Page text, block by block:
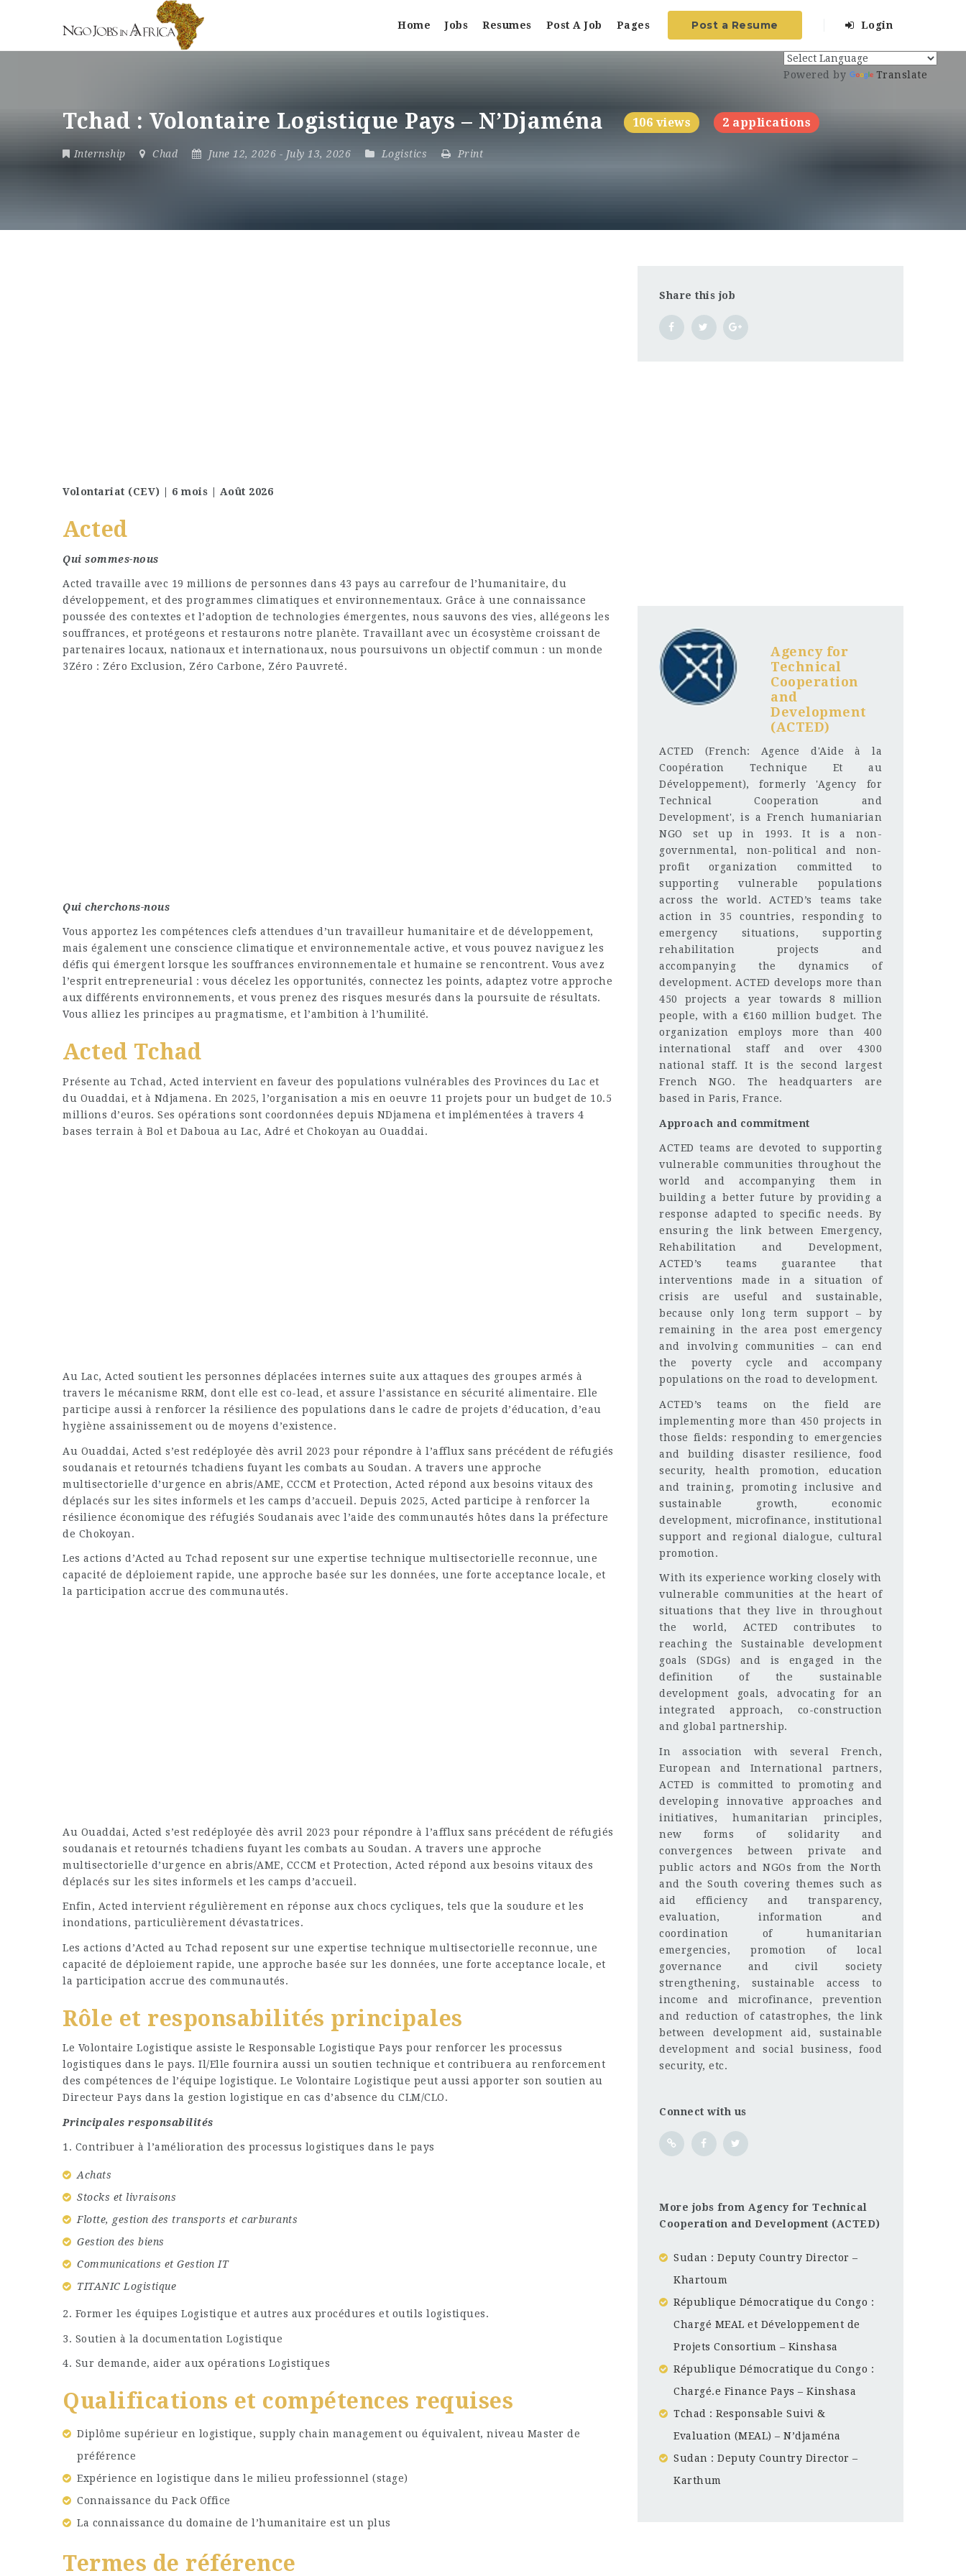
Home Jobs Resumes Post A Job Pages Post a Resume Login
Tchad : Volontaire Logistique Pays – N’Djaména 106 views 2 applications
Internship Chad June 12, 2026 - July 13, 2026 Logistics Print
Powered by Translate
Volontariat (CEV) | 6 mois | Août 2026
Acted
Qui sommes-nous
Acted travaille avec 19 millions de personnes dans 43 pays au carrefour de l’humanitaire, du
développement, et des programmes climatiques et environnementaux. Grâce à une connaissance
poussée des contextes et l’adoption de technologies émergentes, nous sauvons des vies, allégeons les
souffrances, et protégeons et restaurons notre planète. Travaillant avec un écosystème croissant de
partenaires locaux, nationaux et internationaux, nous poursuivons un objectif commun : un monde
3Zéro : Zéro Exclusion, Zéro Carbone, Zéro Pauvreté.
Qui cherchons-nous
Vous apportez les compétences clefs attendues d’un travailleur humanitaire et de développement,
mais également une conscience climatique et environnementale active, et vous pouvez naviguez les
défis qui émergent lorsque les souffrances environnementale et humaine se rencontrent. Vous avez
l’esprit entrepreneurial : vous décelez les opportunités, connectez les points, adaptez votre approche
aux différents environnements, et vous prenez des risques mesurés dans la poursuite de résultats.
Vous alliez les principes au pragmatisme, et l’ambition à l’humilité.
Acted Tchad
Présente au Tchad, Acted intervient en faveur des populations vulnérables des Provinces du Lac et
du Ouaddai, et à Ndjamena. En 2025, l’organisation a mis en oeuvre 11 projets pour un budget de 10.5
millions d’euros. Ses opérations sont coordonnées depuis NDjamena et implémentées à travers 4
bases terrain à Bol et Daboua au Lac, Adré et Chokoyan au Ouaddai.
Au Lac, Acted soutient les personnes déplacées internes suite aux attaques des groupes armés à
travers le mécanisme RRM, dont elle est co-lead, et assure l’assistance en sécurité alimentaire. Elle
participe aussi à renforcer la résilience des populations dans le cadre de projets d’éducation, d’eau
hygiène assainissement ou de moyens d’existence.
Au Ouaddai, Acted s’est redéployée dès avril 2023 pour répondre à l’afflux sans précédent de réfugiés
soudanais et retournés tchadiens fuyant les combats au Soudan. A travers une approche
multisectorielle d’urgence en abris/AME, CCCM et Protection, Acted répond aux besoins vitaux des
déplacés sur les sites informels et les camps d’accueil. Depuis 2025, Acted participe à renforcer la
résilience économique des réfugiés Soudanais avec l’aide des communautés hôtes dans la préfecture
de Chokoyan.
Les actions d’Acted au Tchad reposent sur une expertise technique multisectorielle reconnue, une
capacité de déploiement rapide, une approche basée sur les données, une forte acceptance locale, et
la participation accrue des communautés.
Au Ouaddai, Acted s’est redéployée dès avril 2023 pour répondre à l’afflux sans précédent de réfugiés
soudanais et retournés tchadiens fuyant les combats au Soudan. A travers une approche
multisectorielle d’urgence en abris/AME, CCCM et Protection, Acted répond aux besoins vitaux des
déplacés sur les sites informels et les camps d’accueil.
Enfin, Acted intervient régulièrement en réponse aux chocs cycliques, tels que la soudure et les
inondations, particulièrement dévastatrices.
Les actions d’Acted au Tchad reposent sur une expertise technique multisectorielle reconnue, une
capacité de déploiement rapide, une approche basée sur les données, une forte acceptance locale, et
la participation accrue des communautés.
Rôle et responsabilités principales
Le Volontaire Logistique assiste le Responsable Logistique Pays pour renforcer les processus
logistiques dans le pays. Il/Elle fournira aussi un soutien technique et contribuera au renforcement
des compétences de l’équipe logistique. Le Volontaire Logistique peut aussi apporter son soutien au
Directeur Pays dans la gestion logistique en cas d’absence du CLM/CLO.
Principales responsabilités
1. Contribuer à l’amélioration des processus logistiques dans le pays
Achats
Stocks et livraisons
Flotte, gestion des transports et carburants
Gestion des biens
Communications et Gestion IT
TITANIC Logistique
2. Former les équipes Logistique et autres aux procédures et outils logistiques.
3. Soutien à la documentation Logistique
4. Sur demande, aider aux opérations Logistiques
Qualifications et compétences requises
Diplôme supérieur en logistique, supply chain management ou équivalent, niveau Master de
préférence
Expérience en logistique dans le milieu professionnel (stage)
Connaissance du Pack Office
La connaissance du domaine de l’humanitaire est un plus
Termes de référence
Share this job
Agency for
Technical
Cooperation
and
Development
(ACTED)
ACTED (French: Agence d'Aide à la
Coopération Technique Et au
Développement), formerly 'Agency for
Technical Cooperation and
Development', is a French humaniarian
NGO set up in 1993. It is a non-
governmental, non-political and non-
profit organization committed to
supporting vulnerable populations
across the world. ACTED’s teams take
action in 35 countries, responding to
emergency situations, supporting
rehabilitation projects and
accompanying the dynamics of
development. ACTED develops more than
450 projects a year towards 8 million
people, with a €160 million budget. The
organization employs more than 400
international staff and over 4300
national staff. It is the second largest
French NGO. The headquarters are
based in Paris, France.
Approach and commitment
ACTED teams are devoted to supporting
vulnerable communities throughout the
world and accompanying them in
building a better future by providing a
response adapted to specific needs. By
ensuring the link between Emergency,
Rehabilitation and Development,
ACTED’s teams guarantee that
interventions made in a situation of
crisis are useful and sustainable,
because only long term support – by
remaining in the area post emergency
and involving communities – can end
the poverty cycle and accompany
populations on the road to development.
ACTED’s teams on the field are
implementing more than 450 projects in
those fields: responding to emergencies
and building disaster resilience, food
security, health promotion, education
and training, promoting inclusive and
sustainable growth, economic
development, microfinance, institutional
support and regional dialogue, cultural
promotion.
With its experience working closely with
vulnerable communities at the heart of
situations that they live in throughout
the world, ACTED contributes to
reaching the Sustainable development
goals (SDGs) and is engaged in the
definition of the sustainable
development goals, advocating for an
integrated approach, co-construction
and global partnership.
In association with several French,
European and International partners,
ACTED is committed to promoting and
developing innovative approaches and
initiatives, humanitarian principles,
new forms of solidarity and
convergences between private and
public actors and NGOs from the North
and the South covering themes such as
aid efficiency and transparency,
evaluation, information and
coordination of humanitarian
emergencies, promotion of local
governance and civil society
strengthening, sustainable access to
income and microfinance, prevention
and reduction of catastrophes, the link
between development aid, sustainable
development and social business, food
security, etc.
Connect with us
More jobs from Agency for Technical
Cooperation and Development (ACTED)
Sudan : Deputy Country Director –
Khartoum
République Démocratique du Congo :
Chargé MEAL et Développement de
Projets Consortium – Kinshasa
République Démocratique du Congo :
Chargé.e Finance Pays – Kinshasa
Tchad : Responsable Suivi &
Evaluation (MEAL) – N’djaména
Sudan : Deputy Country Director –
Karthum